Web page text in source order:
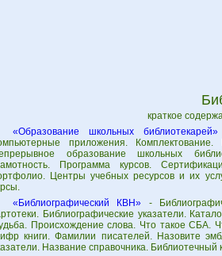
краткое
«Образование школьных библиотекарей»
приложения.
образование школьных
Программа курсов.
Центры учебных ресурсов и их
«Библиографический КВН» -
Библиографические указатели.
Происхождение слова. Что такое СБА.
книги. Фамилии писателей. Назовите
Название справочника. Библиотечный